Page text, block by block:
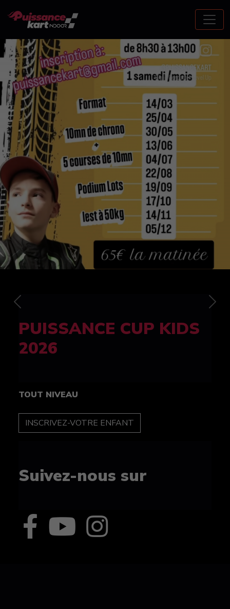
FELINE CUP 100%
féminine
TOUT NIVEAU
INSCRIPTION
Suivez-nous sur
Previous Next